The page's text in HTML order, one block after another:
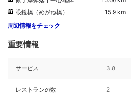
眼鏡橋（めがね橋）
15.9 km
周辺情報をチェック
重要情報
サービス 3.8
レストランの数 2